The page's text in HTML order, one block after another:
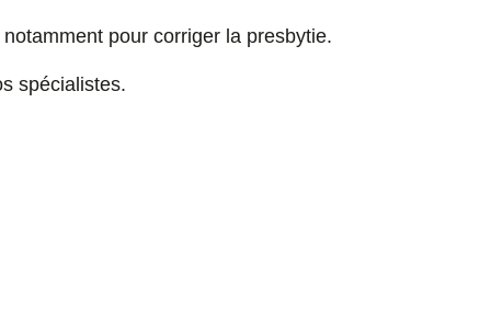
pour corriger la presbytie.
spécialistes.